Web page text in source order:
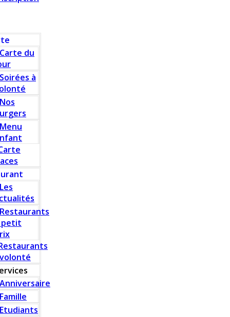
Carte du
Soirées à
Nos
Menu
Les
Restaurants
petit
Anniversaire
Famille
Etudiants